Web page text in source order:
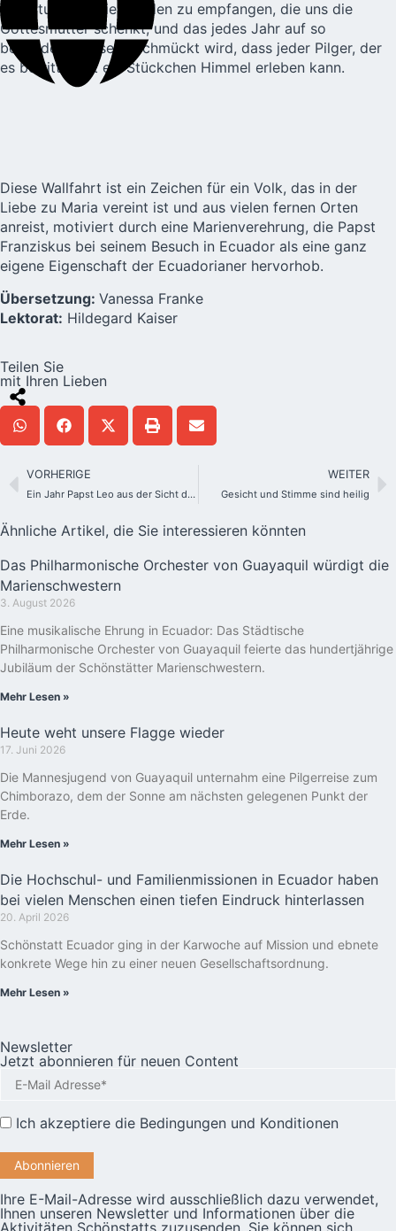
Heiligtum, um die Gnaden zu empfangen, die uns die
Gottesmutter schenkt, und das jedes Jahr auf so
besondere Weise geschmückt wird, dass jeder Pilger, der
es betritt, dort ein Stückchen Himmel erleben kann.
Diese Wallfahrt ist ein Zeichen für ein Volk, das in der
Liebe zu Maria vereint ist und aus vielen fernen Orten
anreist, motiviert durch eine Marienverehrung, die Papst
Franziskus bei seinem Besuch in Ecuador als eine ganz
eigene Eigenschaft der Ecuadorianer hervorhob.
Übersetzung: Vanessa Franke
Lektorat: Hildegard Kaiser
Teilen Sie
mit Ihren Lieben
VORHERIGE
Ein Jahr Papst Leo aus der Sicht der Schönstätter
WEITER
Gesicht und Stimme sind heilig
Ähnliche Artikel, die Sie interessieren könnten
Das Philharmonische Orchester von Guayaquil würdigt die
Marienschwestern
3. August 2026
Eine musikalische Ehrung in Ecuador: Das Städtische
Philharmonische Orchester von Guayaquil feierte das hundertjährige
Jubiläum der Schönstätter Marienschwestern.
Mehr Lesen »
Heute weht unsere Flagge wieder
17. Juni 2026
Die Mannesjugend von Guayaquil unternahm eine Pilgerreise zum
Chimborazo, dem der Sonne am nächsten gelegenen Punkt der
Erde.
Mehr Lesen »
Die Hochschul- und Familienmissionen in Ecuador haben
bei vielen Menschen einen tiefen Eindruck hinterlassen
20. April 2026
Schönstatt Ecuador ging in der Karwoche auf Mission und ebnete
konkrete Wege hin zu einer neuen Gesellschaftsordnung.
Mehr Lesen »
Newsletter
Jetzt abonnieren für neuen Content
Ich akzeptiere die Bedingungen und Konditionen
Ihre E-Mail-Adresse wird ausschließlich dazu verwendet,
Ihnen unseren Newsletter und Informationen über die
Aktivitäten Schönstatts zuzusenden. Sie können sich